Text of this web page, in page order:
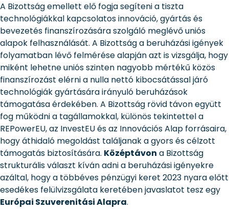
A Bizottság emellett elő fogja segíteni a tiszta
technológiákkal kapcsolatos innováció, gyártás és
bevezetés finanszírozására szolgáló meglévő uniós
alapok felhasználását. A Bizottság a beruházási igények
folyamatban lévő felmérése alapján azt is vizsgálja, hogy
miként lehetne uniós szinten nagyobb mértékű közös
finanszírozást elérni a nulla nettó kibocsátással járó
technológiák gyártására irányuló beruházások
támogatása érdekében. A Bizottság rövid távon együtt
fog működni a tagállamokkal, különös tekintettel a
REPowerEU, az InvestEU és az Innovációs Alap forrásaira,
hogy áthidaló megoldást találjanak a gyors és célzott
támogatás biztosítására. Középtávon a Bizottság
strukturális választ kíván adni a beruházási igényekre
azáltal, hogy a többéves pénzügyi keret 2023 nyara előtt
esedékes felülvizsgálata keretében javaslatot tesz egy
Európai Szuverenitási Alapra.